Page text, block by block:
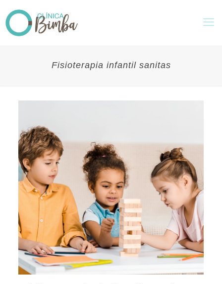
Fisioterapia infantil sanitas